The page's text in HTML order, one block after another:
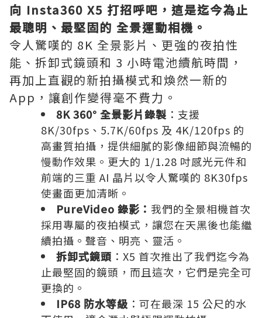
向 Insta360 X5 打招呼吧，這是迄今為止
最聰明、最堅固的 全景運動相機。
令人驚嘆的 8K 全景影片、更強的夜拍性
能、拆卸式鏡頭和 3 小時電池續航時間，
再加上直觀的新拍攝模式和煥然一新的
App，讓創作變得毫不費力。
8K 360° 全景影片錄製 ：​支援
8K/30fps、5.7K/60fps 及 4K/120fps 的
高畫質拍攝，提供細膩的影像細節與流暢的
慢動作效果。更大的 1/1.28 吋感光元件和
前端的三重 AI 晶片以令人驚嘆的 8K30fps
使畫面更加清晰。
PureVideo 錄影： 我們的全景相機首次
採用專屬的夜拍模式，讓您在天黑後也能繼
續拍攝。聲音、明亮、靈活。
拆卸式鏡頭 ：​X5 首次推出了我們迄今為
止最堅固的鏡頭，而且這次，它們是完全可
更換的。
IP68 防水等級 ：​可在最深 15 公尺的水